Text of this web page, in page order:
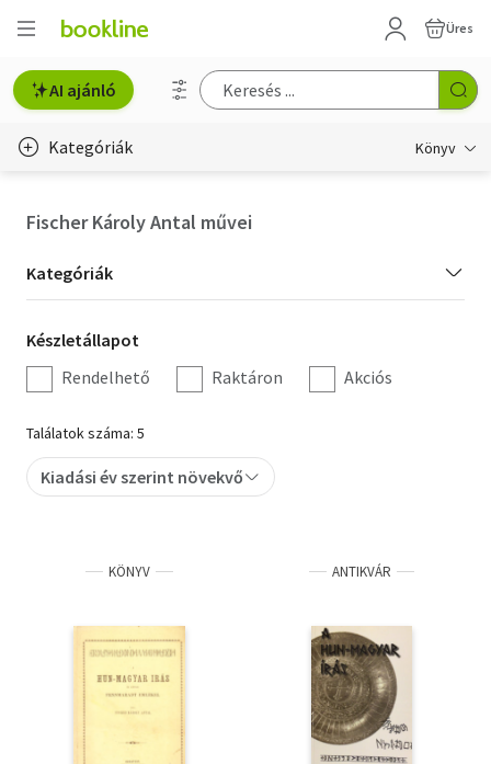
Üres
AI ajánló
Kategóriák Könyv
Hobbi, szabadidő
Irodalom
Művészet
Szakkönyv
Tankönyv, segédkönyv
Társadalomtudomány
Természettudomány
Történelem
Fischer Károly Antal művei
Kategória
szűrés
Kategóriák
Készletállapot
szűrés
Készletállapot
Rendelhető
Raktáron Akciós
Találatok száma: 5
Kiadási év szerint növekvő
KÖNYV ANTIKVÁR